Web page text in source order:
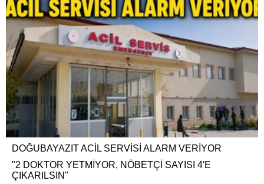
DOĞUBAYAZIT ACİL SERVİSİ ALARM VERİYOR
"2 DOKTOR YETMİYOR, NÖBETÇİ SAYISI 4'E
ÇIKARILSIN"